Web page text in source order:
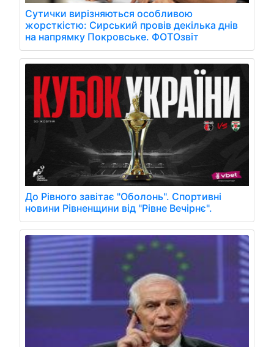
Сутички вирізняються особливою
жорсткістю: Сирський провів декілька днів
на напрямку Покровське. ФОТОзвіт
До Рівного завітає "Оболонь". Спортивні
новини Рівненщини від "Рівне Вечірнє".